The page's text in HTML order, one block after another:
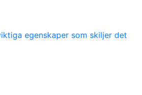
egenskaper som skiljer det